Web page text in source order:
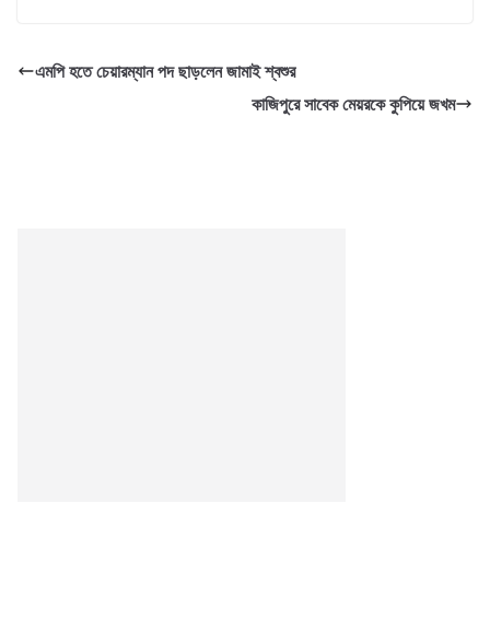
এমপি হতে চেয়ারম্যান পদ ছাড়লেন জামাই শ্বশুর
কাজিপুরে সাবেক মেয়রকে কুপিয়ে জখম